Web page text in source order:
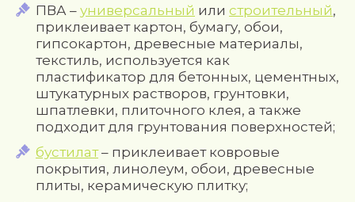
ПВА – универсальный или строительный,
приклеивает картон, бумагу, обои,
гипсокартон, древесные материалы,
текстиль, используется как
пластификатор для бетонных, цементных,
штукатурных растворов, грунтовки,
шпатлевки, плиточного клея, а также
подходит для грунтования поверхностей;
бустилат– приклеивает ковровые
покрытия, линолеум, обои, древесные
плиты, керамическую плитку;